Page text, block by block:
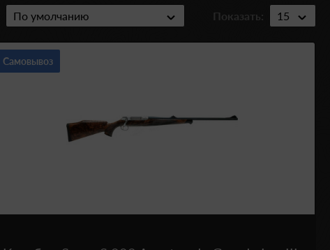
Показать:
Самовывоз